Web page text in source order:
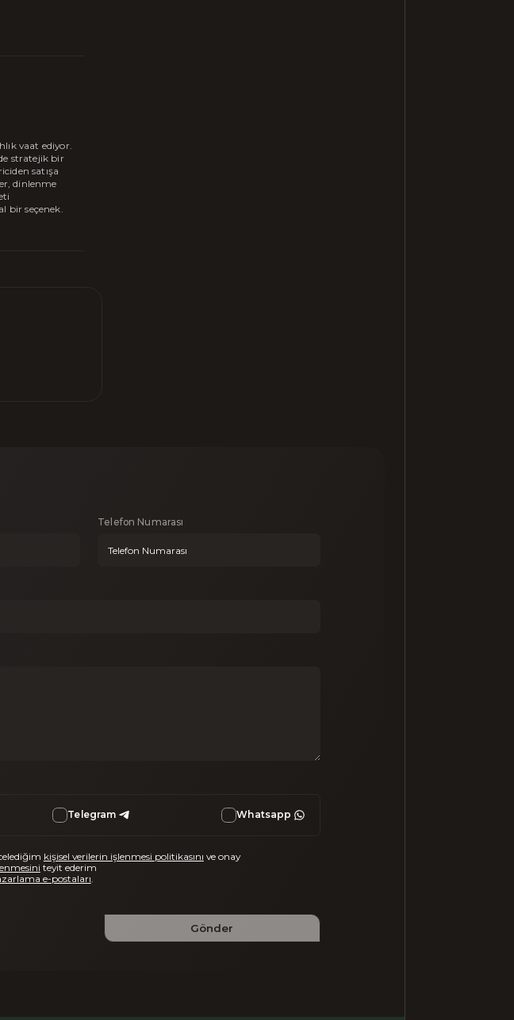
vaat ediyor.
stratejik bir
satışa
dinlenme
bir seçenek.
Telefon Numarası
Telegram Whatsapp
kişisel verilerin işlenmesi politikasını ve onay
teyit ederim
e-postaları
Gönder